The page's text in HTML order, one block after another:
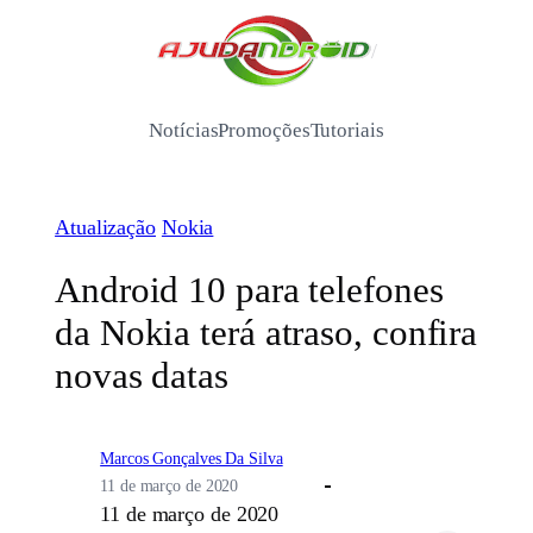
/
NotíciasPromoçõesTutoriais
Atualização Nokia
Android 10 para telefones
da Nokia terá atraso, confira
novas datas
Marcos Gonçalves Da Silva
11 de março de 2020
11 de março de 2020